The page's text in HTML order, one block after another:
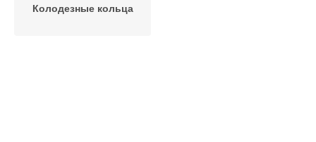
Колодезные кольца